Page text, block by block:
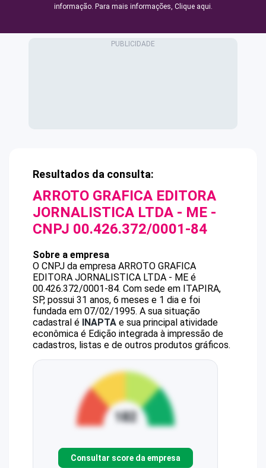
informação. Para mais informações, Clique aqui.
Resultados da consulta:
ARROTO GRAFICA EDITORA
JORNALISTICA LTDA - ME -
CNPJ 00.426.372/0001-84
Sobre a empresa
O CNPJ da empresa ARROTO GRAFICA
EDITORA JORNALISTICA LTDA - ME é
00.426.372/0001-84. Com sede em ITAPIRA,
SP, possui 31 anos, 6 meses e 1 dia e foi
fundada em 07/02/1995. A sua situação
cadastral é INAPTA e sua principal atividade
econômica é Edição integrada à impressão de
cadastros, listas e de outros produtos gráficos.
Consultar score da empresa